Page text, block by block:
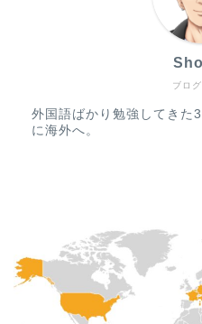
ブロ
外国語ばかり勉強してきた
に海外へ。